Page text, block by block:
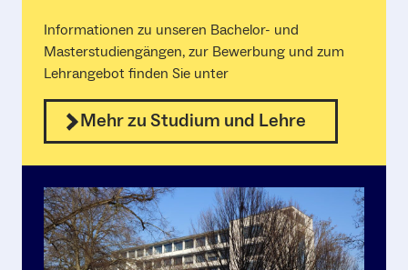
Informationen zu unseren Bachelor- und
Masterstudiengängen, zur Bewerbung und zum
Lehrangebot finden Sie unter
Mehr zu Studium und Lehre